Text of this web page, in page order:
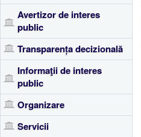
Avertizor de interes
public
Transparența decizională
Informaţii de interes
public
Organizare
Servicii